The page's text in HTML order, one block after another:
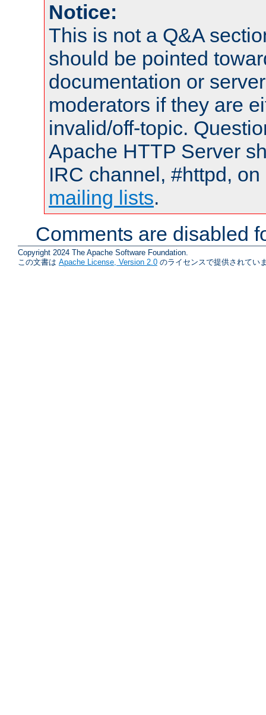
Notice:
This is not a Q&A
should be pointed
documentation or
moderators if they are
invalid/off-topic.
Apache HTTP Server
IRC channel, #httpd,
mailing lists.
Comments are disabled
Copyright 2024 The Apache Software Foundation.
この文書は Apache License, Version 2.0 のライセンスで提供されてい